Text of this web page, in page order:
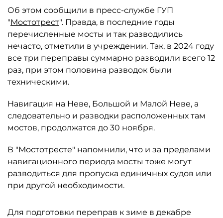
Об этом сообщили в пресс-службе ГУП
"Мостотрест". Правда, в последние годы
перечисленные мосты и так разводились
нечасто, отметили в учреждении. Так, в 2024 году
все три переправы суммарно разводили всего 12
раз, при этом половина разводок были
техническими.
Навигация на Неве, Большой и Малой Неве, а
следовательно и разводки расположенных там
мостов, продолжатся до 30 ноября.
В "Мостотресте" напомнили, что и за пределами
навигационного периода мосты тоже могут
разводиться для пропуска единичных судов или
при другой необходимости.
Для подготовки переправ к зиме в декабре